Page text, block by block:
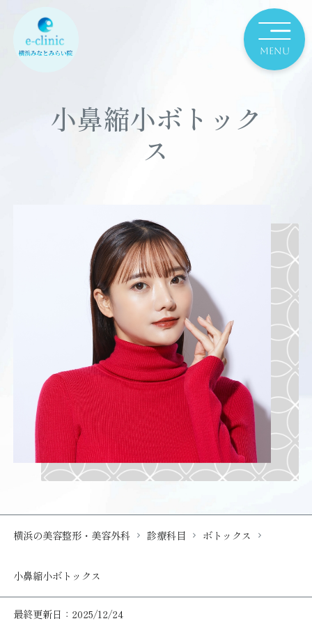
小鼻縮小ボトック
ス
横浜の美容整形・美容外科 診療科目 ボトックス
小鼻縮小ボトックス
最終更新日：2025/12/24